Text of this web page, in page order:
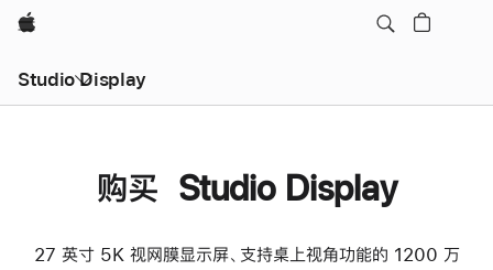
Apple
Studio Display
购买 Studio Display
27 英寸 5K 视网膜显示屏、支持桌上视角功能的 1200 万